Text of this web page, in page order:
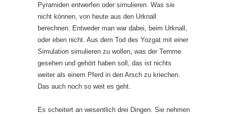
Pyramiden entwerfen oder simulieren. Was sie
nicht können, von heute aus den Urknall
berechnen. Entweder man war dabei, beim Urknall,
oder eben nicht. Aus dem Tod des Yozgat mit einer
Simulation simulieren zu wollen, was der Temme
gesehen und gehört haben soll, das ist nichts
weiter als einem Pferd in den Arsch zu kriechen.
Das auch noch so weit es geht.
Es scheitert an wesentlich drei Dingen. Sie nehmen